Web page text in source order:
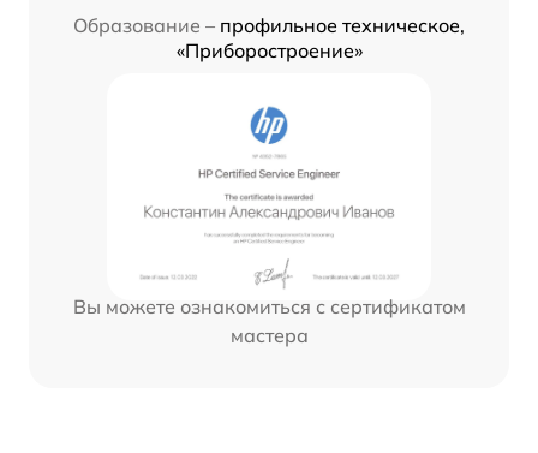
Образование – профильное техническое,
«Приборостроение»
Вы можете ознакомиться с сертификатом
мастера